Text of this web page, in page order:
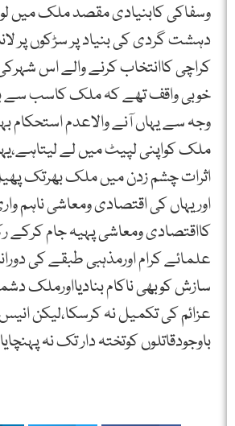
وسفاکی کابنیادی مقصد ملک میں
دہشت گردی کی بنیاد پر سڑکوں پر
کراچی کاانتخاب کرنے والے اس
خوبی واقف تھے کہ ملک کاسب سے
وجہ سے یہاں آنے والاعدم
ملک کواپنی لپیٹ میں لے
اثرات چشم زدن میں ملک بھرتک
اوریہاں کی اقتصادی ومعاشی ناہم
کااقتصادی ومعاشی پہیہ جام کرکے
علمائے کرام اورمذہبی طبقے کی
سازش کوبھی ناکام بنادیااورملک
عزائم کی تکمیل نہ کرسکا،لیکن
باوجودقاتلوں کوتختہ دار تک نہ